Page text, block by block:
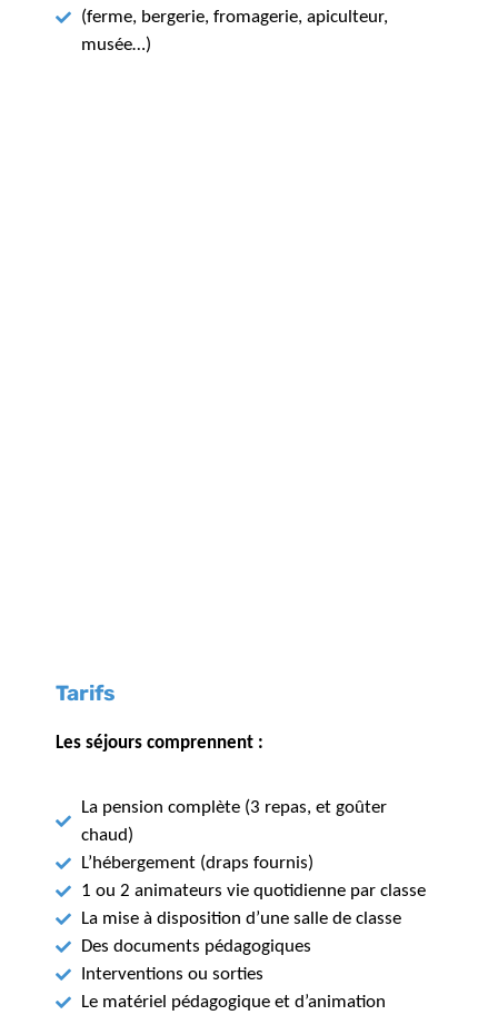
(ferme, bergerie, fromagerie, apiculteur,
musée…)
Tarifs
Les séjours comprennent :
La pension complète (3 repas, et goûter
chaud)
L’hébergement (draps fournis)
1 ou 2 animateurs vie quotidienne par classe
La mise à disposition d’une salle de classe
Des documents pédagogiques
Interventions ou sorties
Le matériel pédagogique et d’animation